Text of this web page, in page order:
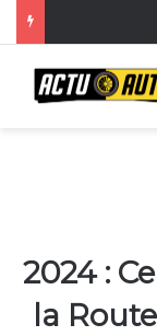
2024 :
la